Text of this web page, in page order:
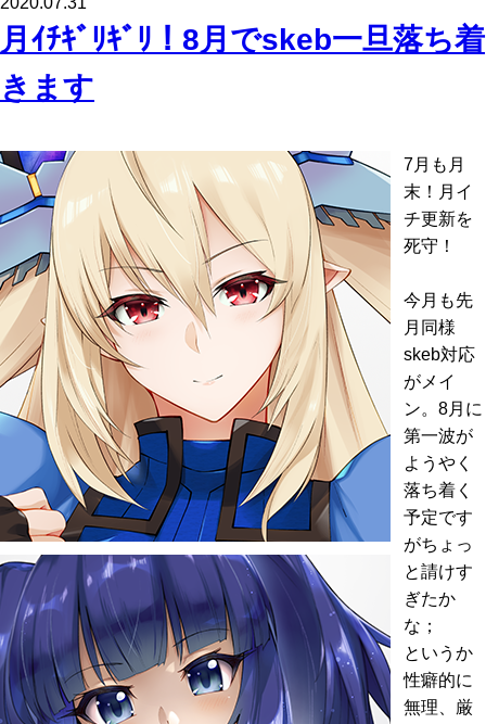
月ｲﾁｷﾞﾘｷﾞﾘ！8月でskeb一旦落ち着
きます
7月も月
末！月イ
チ更新を
死守！
今月も先
月同様
skeb対応
がメイ
ン。8月に
第一波が
ようやく
落ち着く
予定です
がちょっ
と請けす
ぎたか
な；
というか
性癖的に
無理、厳